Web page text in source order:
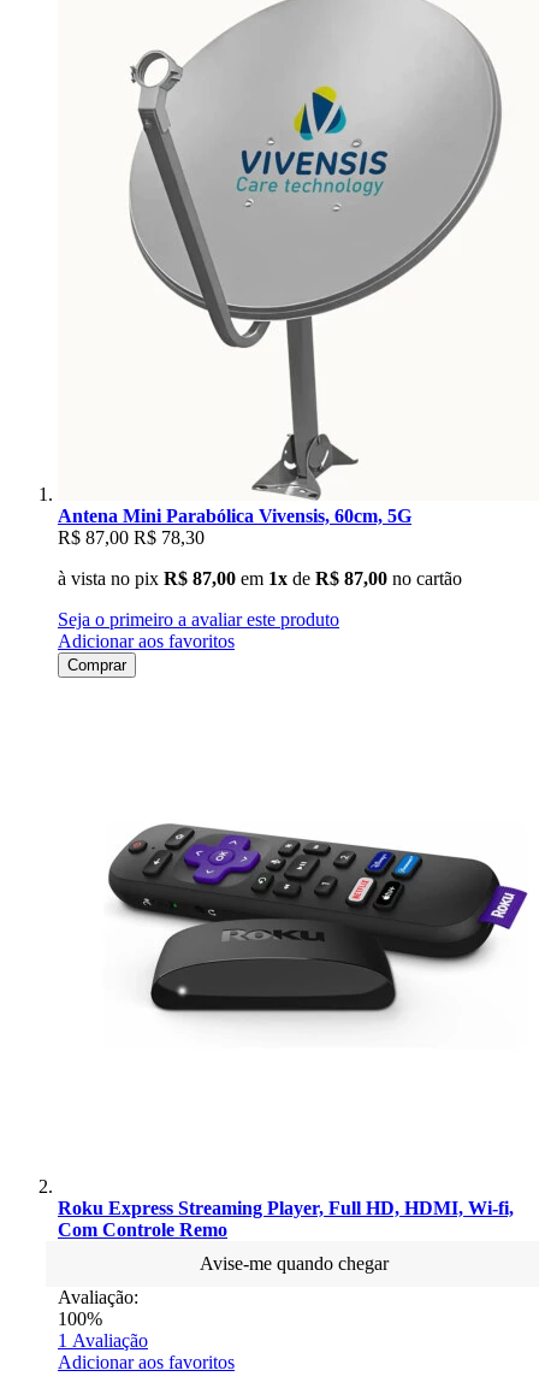
Antena Mini Parabólica Vivensis, 60cm, 5G
R$ 87,00 R$ 78,30
à vista no pix R$ 87,00 em 1x de R$ 87,00 no cartão
Seja o primeiro a avaliar este produto
Adicionar aos favoritos
Comprar
Roku Express Streaming Player, Full HD, HDMI, Wi-fi,
Com Controle Remo
Avise-me quando chegar
Avaliação:
100%
1 Avaliação
Adicionar aos favoritos